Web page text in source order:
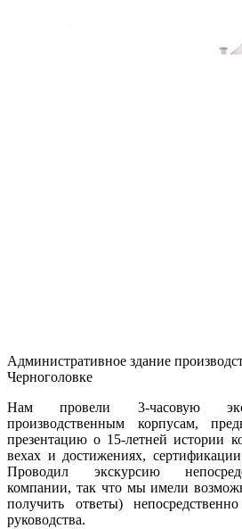
Административное здание
Черноголовке
Нам провели 3-часовую
производственным корпусам,
презентацию о 15-летней истории
вехах и достижениях,
Проводил экскурсию
компании, так что мы имели
получить ответы)
руководства.